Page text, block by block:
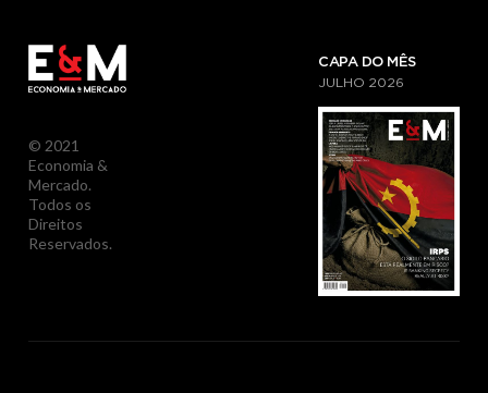
© 2021
Economia &
Mercado.
Todos os
Direitos
Reservados.
CAPA DO MÊS
JULHO 2026